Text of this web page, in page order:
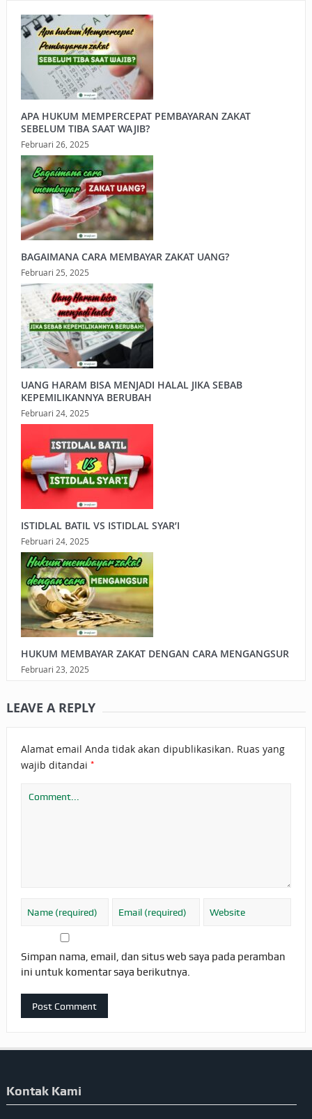
APA HUKUM MEMPERCEPAT PEMBAYARAN ZAKAT
SEBELUM TIBA SAAT WAJIB?
Februari 26, 2025
BAGAIMANA CARA MEMBAYAR ZAKAT UANG?
Februari 25, 2025
UANG HARAM BISA MENJADI HALAL JIKA SEBAB
KEPEMILIKANNYA BERUBAH
Februari 24, 2025
ISTIDLAL BATIL VS ISTIDLAL SYAR’I
Februari 24, 2025
HUKUM MEMBAYAR ZAKAT DENGAN CARA MENGANGSUR
Februari 23, 2025
LEAVE A REPLY
Alamat email Anda tidak akan dipublikasikan. Ruas yang
wajib ditandai *
Simpan nama, email, dan situs web saya pada peramban
ini untuk komentar saya berikutnya.
Kontak Kami